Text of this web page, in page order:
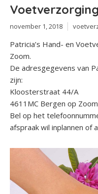
Voetverzorging
november 1, 2018
Patricia’s Hand- en
Zoom.
De adresgegevens van
zijn:
Kloosterstraat 44/A
4611MC Bergen op Zoom
Bel op het
afspraak wil inplannen of